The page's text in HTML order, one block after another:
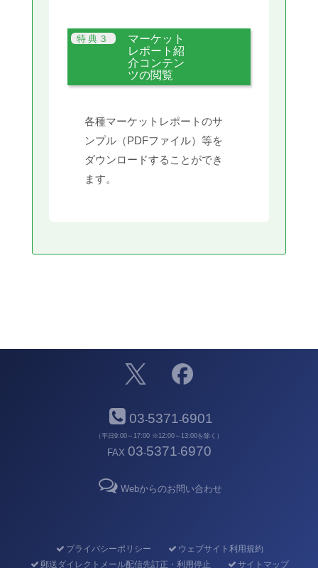
マーケット
レポート紹
介コンテン
ツの閲覧
各種マーケットレポートのサ
ンプル（PDFファイル）等を
ダウンロードすることができ
ます。
03-5371-6901
（平日9:00～17:00 ※12:00～13:00を除く）
FAX 03-5371-6970
Webからのお問い合わせ
プライバシーポリシー
ウェブサイト利用規約
郵送ダイレクトメール配信先訂正・利用停止
サイトマップ